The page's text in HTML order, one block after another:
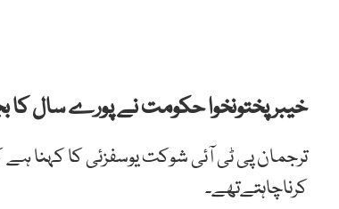
خیبر پختونخوا حکومت نے پورے سال کا
کرناچاہتےتھے۔